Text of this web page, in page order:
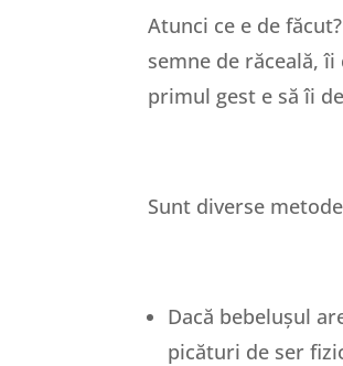
Atunci ce e de
semne de răceală,
primul gest e să îi
Sunt diverse
Dacă bebelușul
picături de ser